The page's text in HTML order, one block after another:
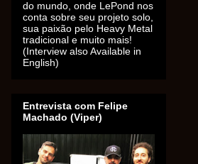
do mundo, onde LePond nos
conta sobre seu projeto solo,
sua paixão pelo Heavy Metal
tradicional e muito mais!
(Interview also Available in
English)
Entrevista com Felipe
Machado (Viper)